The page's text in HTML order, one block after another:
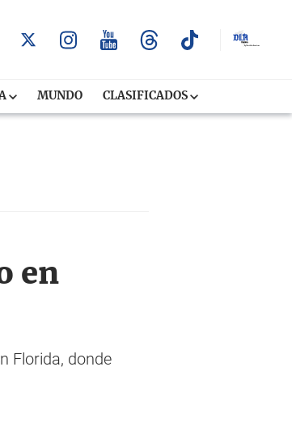
MUNDO CLASIFICADOS
en
Florida, donde